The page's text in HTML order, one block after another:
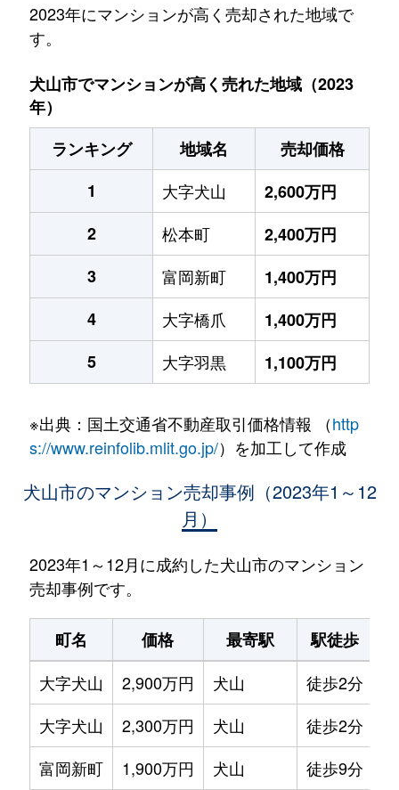
2023年にマンションが高く売却された地域で
す。
犬山市でマンションが高く売れた地域（2023
年）
ランキング
地域名
売却価格
1
大字犬山
2,600万円
2
松本町
2,400万円
3
富岡新町
1,400万円
4
大字橋爪
1,400万円
5
大字羽黒 1,100万円
※出典：国土交通省不動産取引価格情報 （http
s://www.reinfolib.mlit.go.jp/）を加工して作成
犬山市のマンション売却事例（2023年1～12
月）
2023年1～12月に成約した犬山市のマンション
売却事例です。
町名 価格 最寄駅 駅徒歩
大字犬山
2,900万円 犬山 徒歩2分
大字犬山
2,300万円 犬山 徒歩2分
富岡新町
1,900万円 犬山 徒歩9分